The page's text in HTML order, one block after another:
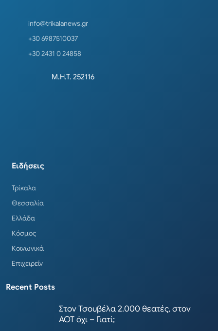
info@trikalanews.gr
+30 6987510037
+30 2431 0 24858
Μ.Η.Τ. 252116
Ειδήσεις
Τρίκαλα
Θεσσαλία
Ελλάδα
Κόσμος
Κοινωνικά
Επιχειρείν
Recent Posts
Στον Τσουβέλα 2.000 θεατές, στον
ΑΟΤ όχι – Γιατί;